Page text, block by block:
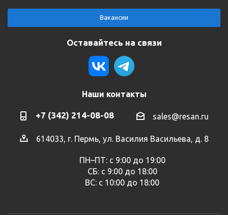
Вакансии
Оставайтесь на связи
Наши контакты
+7 (342) 214-08-08 sales@resan.ru
614033, г. Пермь, ул. Василия Васильева, д. 8
ПН–ПТ: с 9:00 до 19:00
СБ: с 9:00 до 18:00
ВС: с 10:00 до 18:00